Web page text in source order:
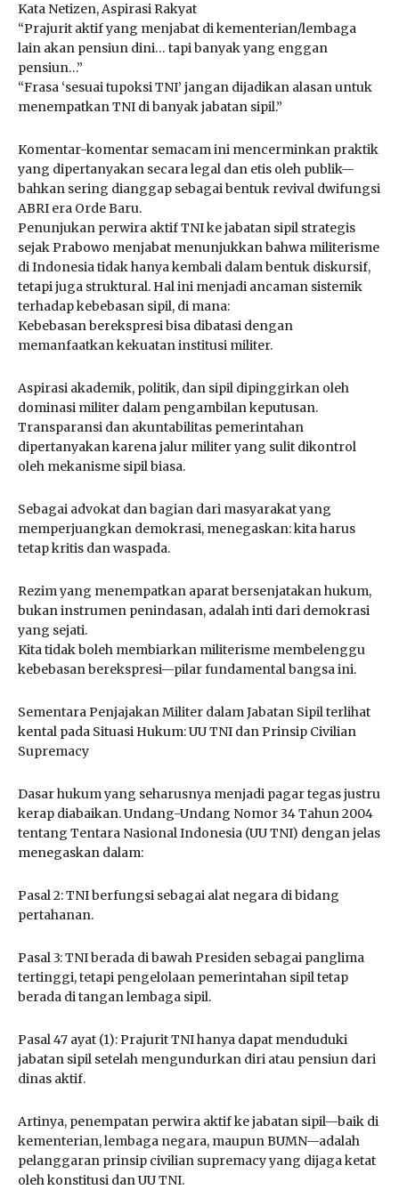
Kata Netizen, Aspirasi Rakyat
“Prajurit aktif yang menjabat di kementerian/lembaga
lain akan pensiun dini… tapi banyak yang enggan
pensiun…”
“Frasa ‘sesuai tupoksi TNI’ jangan dijadikan alasan untuk
menempatkan TNI di banyak jabatan sipil.”
Komentar-komentar semacam ini mencerminkan praktik
yang dipertanyakan secara legal dan etis oleh publik—
bahkan sering dianggap sebagai bentuk revival dwifungsi
ABRI era Orde Baru.
Penunjukan perwira aktif TNI ke jabatan sipil strategis
sejak Prabowo menjabat menunjukkan bahwa militerisme
di Indonesia tidak hanya kembali dalam bentuk diskursif,
tetapi juga struktural. Hal ini menjadi ancaman sistemik
terhadap kebebasan sipil, di mana:
Kebebasan berekspresi bisa dibatasi dengan
memanfaatkan kekuatan institusi militer.
Aspirasi akademik, politik, dan sipil dipinggirkan oleh
dominasi militer dalam pengambilan keputusan.
Transparansi dan akuntabilitas pemerintahan
dipertanyakan karena jalur militer yang sulit dikontrol
oleh mekanisme sipil biasa.
Sebagai advokat dan bagian dari masyarakat yang
memperjuangkan demokrasi, menegaskan: kita harus
tetap kritis dan waspada.
Rezim yang menempatkan aparat bersenjatakan hukum,
bukan instrumen penindasan, adalah inti dari demokrasi
yang sejati.
Kita tidak boleh membiarkan militerisme membelenggu
kebebasan berekspresi—pilar fundamental bangsa ini.
Sementara Penjajakan Militer dalam Jabatan Sipil terlihat
kental pada Situasi Hukum: UU TNI dan Prinsip Civilian
Supremacy
Dasar hukum yang seharusnya menjadi pagar tegas justru
kerap diabaikan. Undang-Undang Nomor 34 Tahun 2004
tentang Tentara Nasional Indonesia (UU TNI) dengan jelas
menegaskan dalam:
Pasal 2: TNI berfungsi sebagai alat negara di bidang
pertahanan.
Pasal 3: TNI berada di bawah Presiden sebagai panglima
tertinggi, tetapi pengelolaan pemerintahan sipil tetap
berada di tangan lembaga sipil.
Pasal 47 ayat (1): Prajurit TNI hanya dapat menduduki
jabatan sipil setelah mengundurkan diri atau pensiun dari
dinas aktif.
Artinya, penempatan perwira aktif ke jabatan sipil—baik di
kementerian, lembaga negara, maupun BUMN—adalah
pelanggaran prinsip civilian supremacy yang dijaga ketat
oleh konstitusi dan UU TNI.